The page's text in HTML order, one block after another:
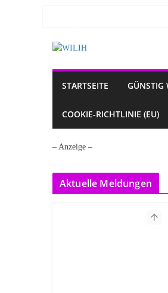
STARTSEITE GÜNSTIG
COOKIE-RICHTLINIE (EU)
– Anzeige –
Aktuelle Meldungen